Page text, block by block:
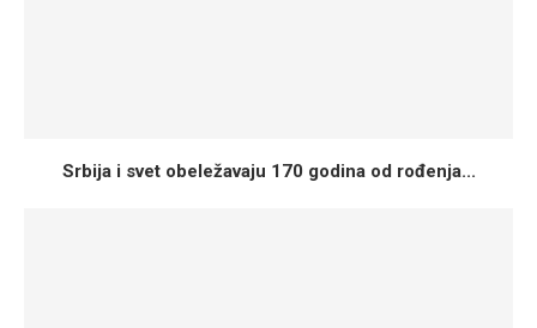
Srbija i svet obeležavaju 170 godina od rođenja...